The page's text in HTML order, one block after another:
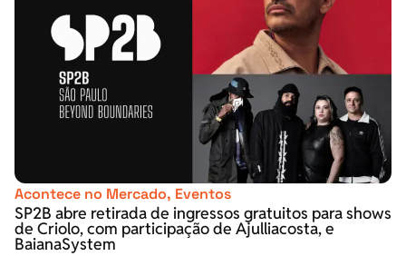
Acontece no Mercado, Eventos
SP2B abre retirada de ingressos gratuitos para shows
de Criolo, com participação de Ajulliacosta, e
BaianaSystem